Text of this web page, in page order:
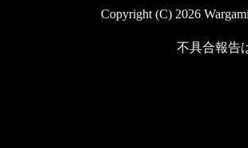
Copyright (C) 2026
不具合報告